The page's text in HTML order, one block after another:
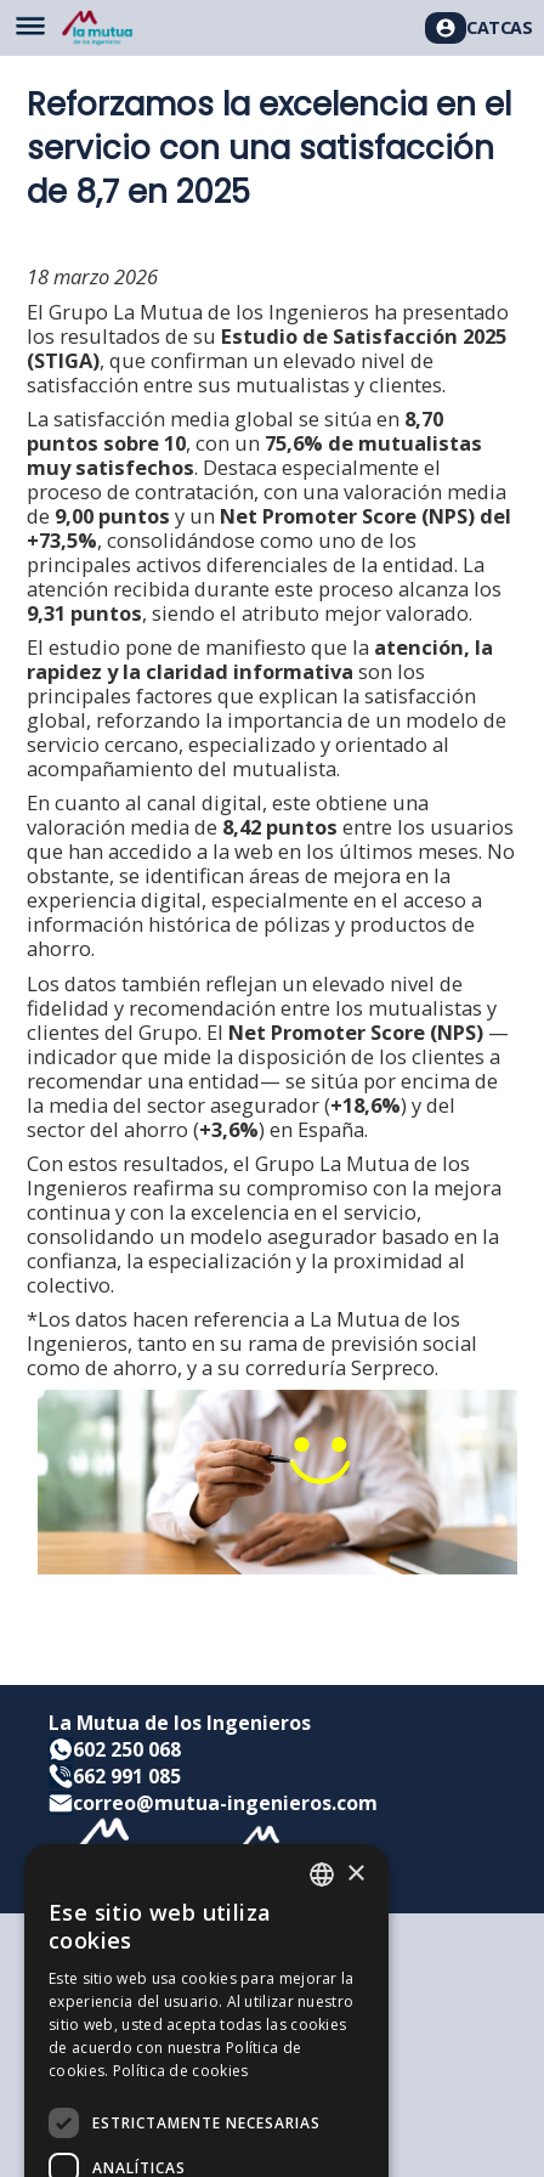
CATCAS
Reforzamos la excelencia en el
servicio con una satisfacción
de 8,7 en 2025
18 marzo 2026
El Grupo La Mutua de los Ingenieros ha presentado
los resultados de su Estudio de Satisfacción 2025
(STIGA), que confirman un elevado nivel de
satisfacción entre sus mutualistas y clientes.
La satisfacción media global se sitúa en 8,70
puntos sobre 10, con un 75,6% de mutualistas
muy satisfechos. Destaca especialmente el
proceso de contratación, con una valoración media
de 9,00 puntos y un Net Promoter Score (NPS) del
+73,5%, consolidándose como uno de los
principales activos diferenciales de la entidad. La
atención recibida durante este proceso alcanza los
9,31 puntos, siendo el atributo mejor valorado.
El estudio pone de manifiesto que la atención, la
rapidez y la claridad informativa son los
principales factores que explican la satisfacción
global, reforzando la importancia de un modelo de
servicio cercano, especializado y orientado al
acompañamiento del mutualista.
En cuanto al canal digital, este obtiene una
valoración media de 8,42 puntos entre los usuarios
que han accedido a la web en los últimos meses. No
obstante, se identifican áreas de mejora en la
experiencia digital, especialmente en el acceso a
información histórica de pólizas y productos de
ahorro.
Los datos también reflejan un elevado nivel de
fidelidad y recomendación entre los mutualistas y
clientes del Grupo. El Net Promoter Score (NPS) —
indicador que mide la disposición de los clientes a
recomendar una entidad— se sitúa por encima de
la media del sector asegurador (+18,6%) y del
sector del ahorro (+3,6%) en España.
Con estos resultados, el Grupo La Mutua de los
Ingenieros reafirma su compromiso con la mejora
continua y con la excelencia en el servicio,
consolidando un modelo asegurador basado en la
confianza, la especialización y la proximidad al
colectivo.
*Los datos hacen referencia a La Mutua de los
Ingenieros, tanto en su rama de previsión social
como de ahorro, y a su correduría Serpreco.
La Mutua de los Ingenieros
602 250 068
662 991 085
correo@mutua-ingenieros.com
Según tus necesidades
Para ti y tu familia
Para tus ahorros e inversiones
Para tu empresa
La alternativa a los Autónomos
Trabaja con nosotros
El Blog de la Ingeniería
Blog de Jovenes Inspirit Mutua
ENGLISH
×
Ese sitio web utiliza
cookies
Este sitio web usa cookies para mejorar la
experiencia del usuario. Al utilizar nuestro
sitio web, usted acepta todas las cookies
de acuerdo con nuestra Política de
cookies. Política de cookies
ESTRICTAMENTE NECESARIAS
ANALÍTICAS